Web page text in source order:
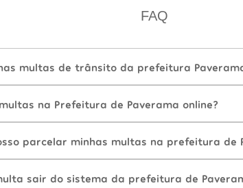
FAQ
multas de trânsito da prefeitura
na Prefeitura de Paverama online?
parcelar minhas multas na prefeitura de
sair do sistema da prefeitura de